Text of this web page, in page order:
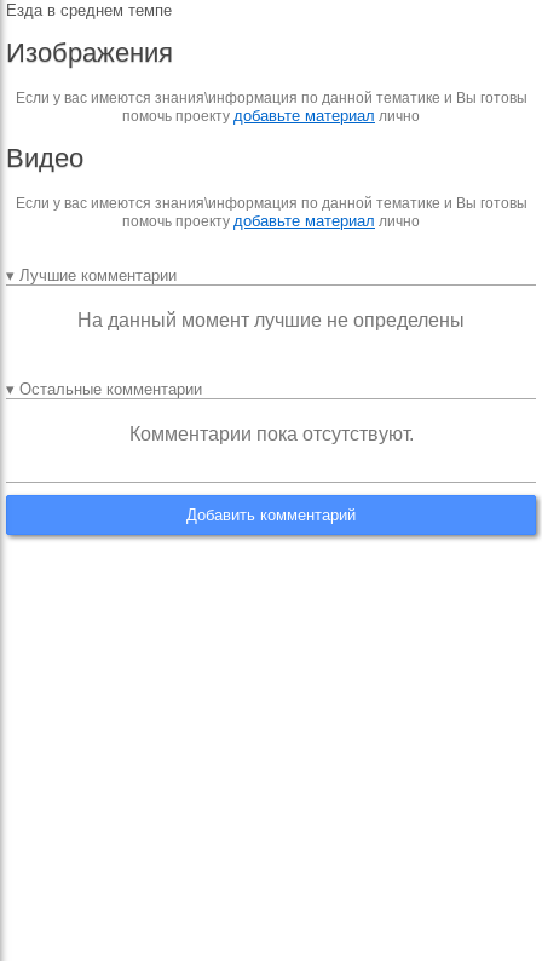
Езда в среднем темпе
Изображения
Если у вас имеются знания\информация по данной тематике и Вы готовы
помочь проекту добавьте материал лично
Видео
Если у вас имеются знания\информация по данной тематике и Вы готовы
помочь проекту добавьте материал лично
▾ Лучшие комментарии
На данный момент лучшие не определены
▾ Остальные комментарии
Комментарии пока отсутствуют.
Добавить комментарий